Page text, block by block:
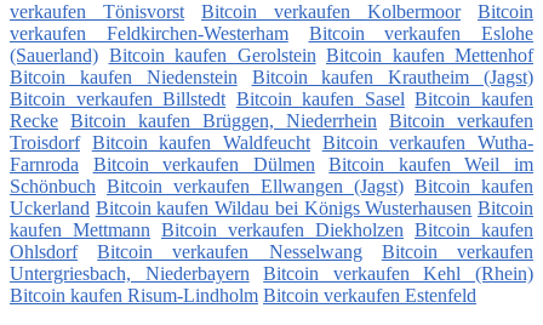
verkaufen Tönisvorst
Bitcoin verkaufen Kolbermoor
Bitcoin
verkaufen Feldkirchen-Westerham
Bitcoin verkaufen Eslohe
(Sauerland) Bitcoin kaufen Gerolstein Bitcoin kaufen Mettenhof
Bitcoin kaufen Niedenstein
Bitcoin kaufen Krautheim (Jagst)
Bitcoin verkaufen Billstedt Bitcoin kaufen Sasel Bitcoin kaufen
Recke Bitcoin kaufen Brüggen, Niederrhein
Bitcoin verkaufen
Troisdorf Bitcoin kaufen Waldfeucht Bitcoin verkaufen Wutha-
Farnroda
Bitcoin verkaufen Dülmen
Bitcoin kaufen Weil im
Schönbuch Bitcoin verkaufen Ellwangen (Jagst) Bitcoin kaufen
Uckerland Bitcoin kaufen Wildau bei Königs Wusterhausen Bitcoin
kaufen Mettmann Bitcoin verkaufen Diekholzen Bitcoin kaufen
Ohlsdorf
Bitcoin verkaufen Nesselwang
Bitcoin verkaufen
Untergriesbach, Niederbayern
Bitcoin verkaufen Kehl (Rhein)
Bitcoin kaufen Risum-Lindholm Bitcoin verkaufen Estenfeld